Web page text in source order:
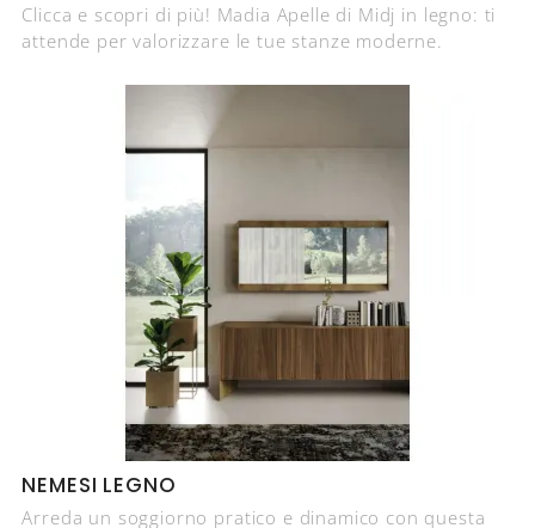
Clicca e scopri di più! Madia Apelle di Midj in legno: ti
attende per valorizzare le tue stanze moderne.
NEMESI LEGNO
Arreda un soggiorno pratico e dinamico con questa